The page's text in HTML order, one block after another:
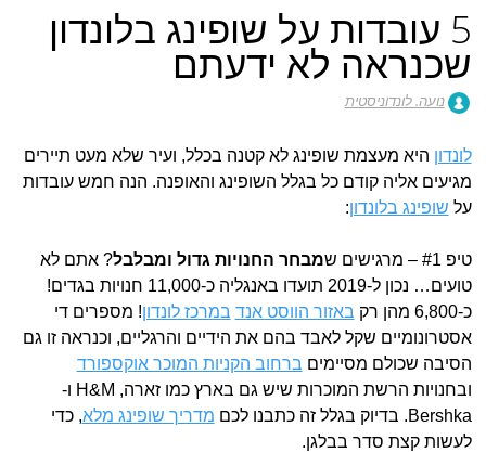
5 עובדות על שופינג בלונדון
שכנראה לא ידעתם
נועה. לונדוניסטית
לונדון היא מעצמת שופינג לא קטנה בכלל, ועיר שלא מעט תיירים
מגיעים אליה קודם כל בגלל השופינג והאופנה. הנה חמש עובדות
על שופינג בלונדון:
טיפ #1 – מרגישים ש מבחר החנויות גדול ומבלבל? אתם לא
טועים… נכון ל-2019 תועדו באנגליה כ-11,000 חנויות בגדים!
כ-6,800 מהן רק
באזור הווסט אנד במרכז לונדון! מספרים די
אסטרונומיים שקל לאבד בהם את הידיים והרגליים, וכנראה זו גם
הסיבה שכולם מסיימים ברחוב הקניות המוכר אוקספורד
ובחנויות הרשת המוכרות שיש גם בארץ כמו זארה, H&M ו-
Bershka. בדיוק בגלל זה כתבנו לכם
מדריך שופינג מלא, כדי
לעשות קצת סדר בבלגן.